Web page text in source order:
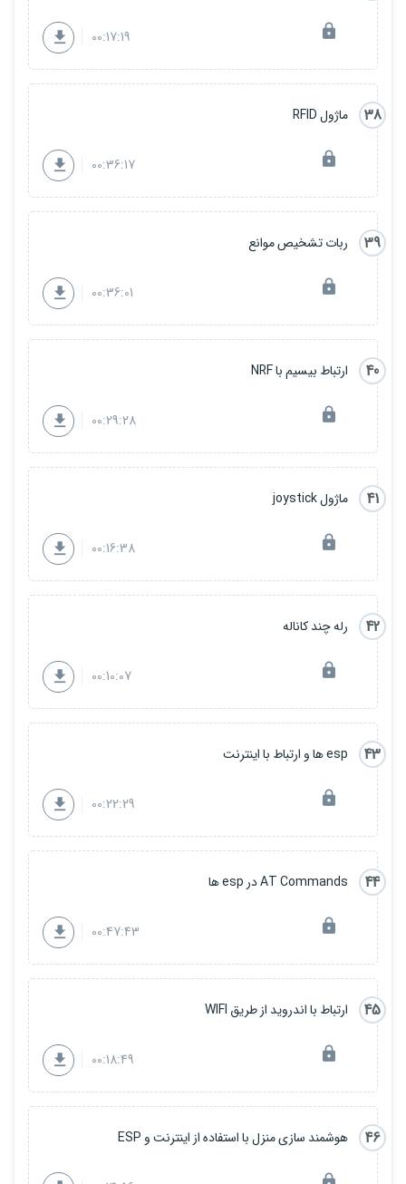
00:17:19
38 ماژول RFID
00:36:17
39 ربات تشخیص موانع
00:36:01
40 ارتباط بیسیم با NRF
00:29:28
41 ماژول joystick
00:16:38
42 رله چند کاناله
00:10:07
43 esp ها و ارتباط با اینترنت
00:22:29
44 AT Commands در esp ها
00:47:43
45 ارتباط با اندروید از طریق WIFI
00:18:49
46 هوشمند سازی منزل با استفاده از اینترنت و ESP